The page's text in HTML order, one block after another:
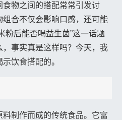
物之间的搭配常常引发讨
合不仅会影响口感，还可能
粉后能否喝益生菌”这一话题
事实真是这样吗？今天，我
饮食搭配的。
制作而成的传统食品。它富